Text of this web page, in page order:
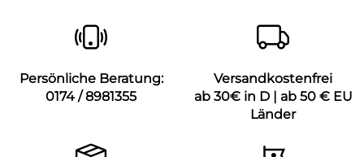
Persönliche Beratung:
0174 / 8981355
Versandkostenfrei
ab 30€ in D | ab 50 € EU
Länder